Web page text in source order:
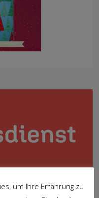
BRAUN
um Ihre Erfahrung zu